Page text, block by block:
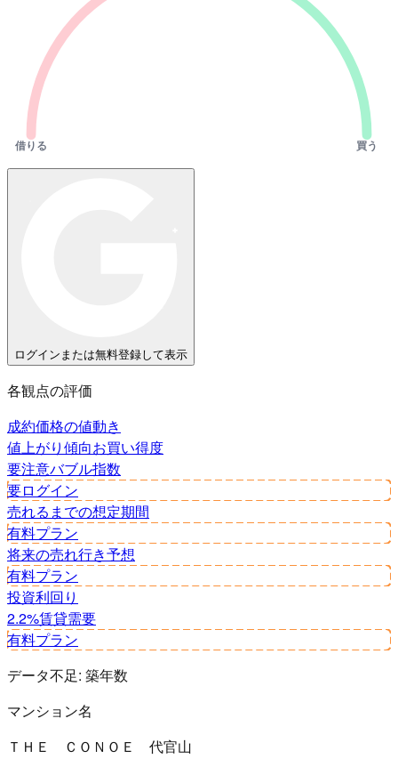
借りる 買う
ログインまたは無料登録して表示
各観点の評価
成約価格の値動き
値上がり傾向お買い得度
要注意バブル指数
要ログイン
売れるまでの想定期間
有料プラン
将来の売れ行き予想
有料プラン
投資利回り
2.2%賃貸需要
有料プラン
データ不足: 築年数
マンション名
ＴＨＥ ＣＯＮＯＥ 代官山